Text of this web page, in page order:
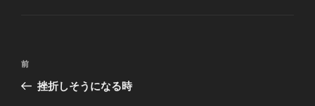
投
前
の
前
挫折しそうになる時